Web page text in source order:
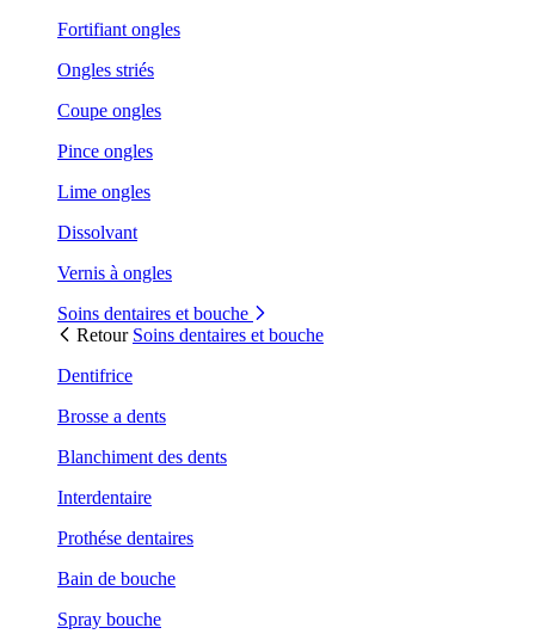
Fortifiant ongles
Ongles striés
Coupe ongles
Pince ongles
Lime ongles
Dissolvant
Vernis à ongles
Soins dentaires et bouche
Retour Soins dentaires et bouche
Dentifrice
Brosse a dents
Blanchiment des dents
Interdentaire
Prothése dentaires
Bain de bouche
Spray bouche